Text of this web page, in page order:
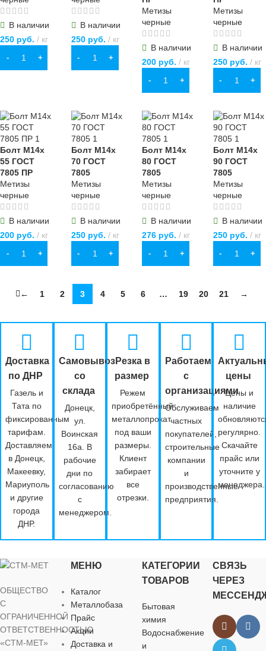
В наличии
250 руб. кг
В КОРЗИНУ
В наличии
250руб. кг
В КОРЗИНУ
Метизы
черные
В наличии
200 руб. кг
В КОРЗИНУ
Метизы
черные
В наличии
250руб. кг
В КОРЗИНУ
Болт М14х
55 ГОСТ
7805 ПР
Метизы
черные
В наличии
200 руб. кг
В КОРЗИНУ
Болт М14х
70 ГОСТ
7805
Метизы
черные
В наличии
250руб. кг
В КОРЗИНУ
Болт М14х
80 ГОСТ
7805
Метизы
черные
В наличии
276 руб. кг
В КОРЗИНУ
Болт М14х
90 ГОСТ
7805
Метизы
черные
В наличии
250руб. кг
В КОРЗИНУ
← 1 2 3 4 5 6 … 19 20 21 →
Доставка
по ДНР
Газель и
Тата по
фиксированным
тарифам.
Доставляем
в Донецк,
Макеевку,
Мариуполь
и другие
города
ДНР.
Самовывоз
со
склада
Донецк,
ул.
Воинская
16а. В
рабочие
дни по
согласованию
с
менеджером.
Резка в
размер
Режем
приобретённый
металлопрокат
под ваши
размеры.
Клиент
забирает
все
отрезки.
Работаем
с
организациями
Обслуживаем
частных
покупателей,
строительные
компании
и
производственные
предприятия.
цены
Цены и
наличие
регулярно.
Скачайте
прайс или
уточните у
менеджера.
ОБЩЕСТВО
С
ОГРАНИЧЕННОЙ
ОТВЕТСТВЕННОСТЬЮ
«СТМ-МЕТ»
МЕНЮ
Каталог
Металлобаза
Прайс
Акции
Доставка и
КАТЕГОРИИ
ТОВАРОВ
Бытовая
химия
Водоснабжение
и
СВЯЗЬ
ЧЕРЕЗ